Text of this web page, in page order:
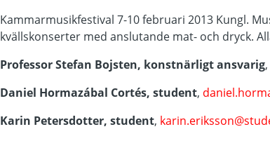
Kammarmusikfestival 7-10 februari 2013 Kungl.
kvällskonserter med anslutande mat- och dryck.
Professor Stefan Bojsten, konstnärligt ansvarig,
Daniel Hormazábal Cortés, student,
Karin Petersdotter, student,